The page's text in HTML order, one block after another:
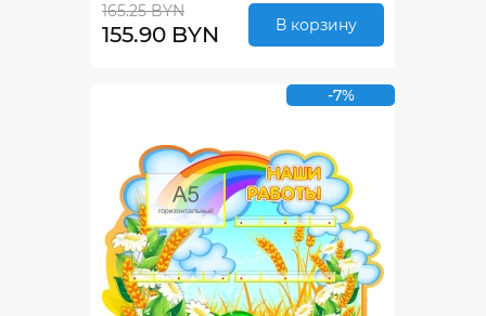
165.25 BYN
155.90 BYN В корзину
-7%